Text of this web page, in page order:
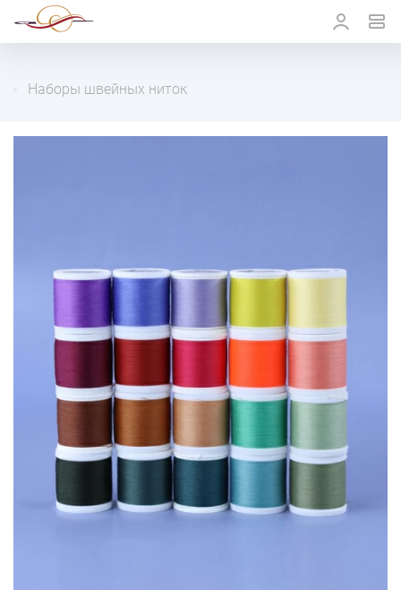
Наборы швейных ниток
1/5
Изображения и цвет представленного товара могут незначительно
отличаться от оригинала продукции, взависимости от разрешения и